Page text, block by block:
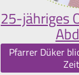
25-jähriges
Pfarrer Düker